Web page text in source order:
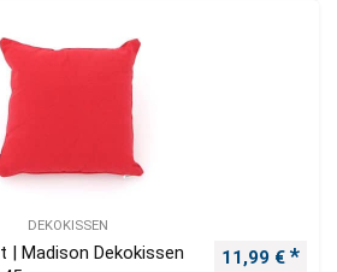
DEKOKISSEN
| Madison Dekokissen
11,99 €